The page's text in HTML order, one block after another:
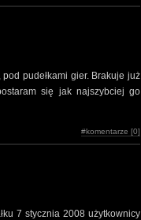
pudełkami gier. Brakuje już
się jak najszybciej go
#komentarze [0]
7 stycznia 2008 użytkownicy